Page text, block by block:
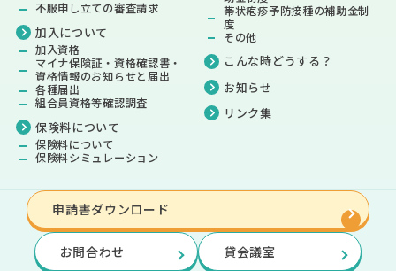
不服申し立ての審査請求
加入について
加入資格
マイナ保険証・資格確認書・
資格情報のお知らせと届出
各種届出
組合員資格等確認調査
保険料について
保険料について
保険料シミュレーション
帯状疱疹予防接種の補助金制
度
その他
こんな時どうする？
お知らせ
リンク集
申請書ダウンロード
お問合わせ 貸会議室